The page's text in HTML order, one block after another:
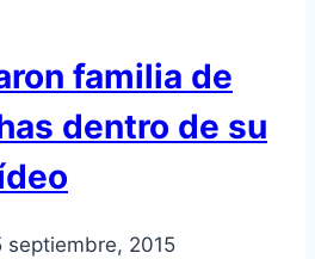
familia de
dentro de su
septiembre, 2015